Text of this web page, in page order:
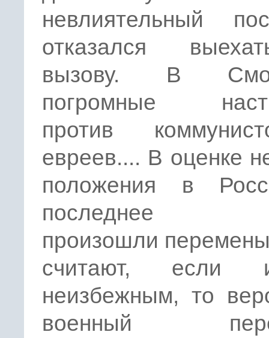
невлиятельный
отказался
вызову. В
погромные
против
евреев.... В оценке
положения в
последнее
произошли
считают,
неизбежным, то
военный